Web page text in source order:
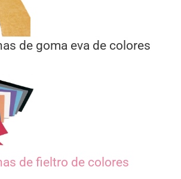
de goma eva de colores
de fieltro de colores